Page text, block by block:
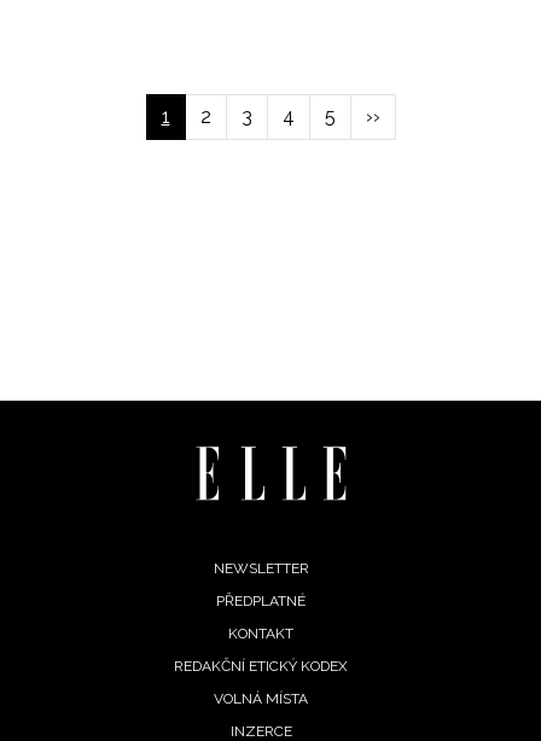
potvrzujete, že jste se seznámili seZásadami
ochrany soukromí- BurdaMedia Extra s.r.o. bude s
Aktuální
stránka
1 Page
2 Page
3 Page
4 Page
5
Následující
stránka
››
NEWSLETTER
PŘEDPLATNÉ
KONTAKT
REDAKČNÍ ETICKÝ KODEX
VOLNÁ MÍSTA
INZERCE